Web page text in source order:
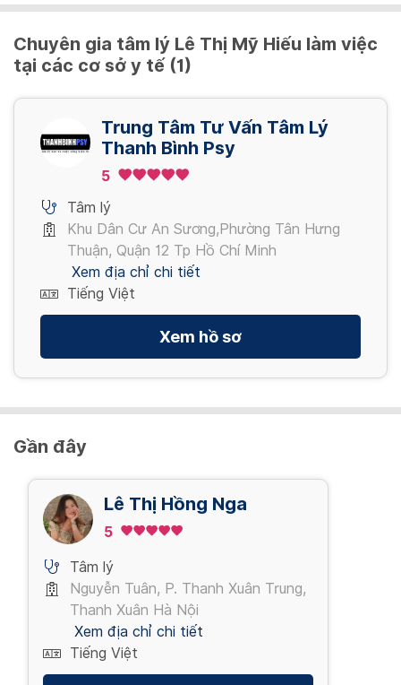
Chuyên gia tâm lý Lê Thị Mỹ Hiếu làm việc
tại các cơ sở y tế (1)
Trung Tâm Tư Vấn Tâm Lý
Thanh Bình Psy
5
Tâm lý
Khu Dân Cư An Sương,Phường Tân Hưng
Thuận, Quận 12 Tp Hồ Chí Minh
Xem địa chỉ chi tiết
Tiếng Việt
Xem hồ sơ
Gần đây
Lê Thị Hồng Nga
5
Tâm lý
Nguyễn Tuân, P. Thanh Xuân Trung,
Thanh Xuân Hà Nội
Xem địa chỉ chi tiết
Tiếng Việt